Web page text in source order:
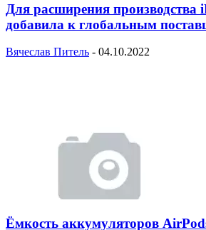
Для расширения производства
добавила к глобальным
Вячеслав Питель - 04.10.2022
Ёмкость аккумуляторов